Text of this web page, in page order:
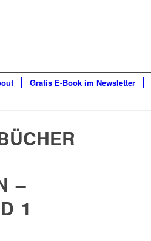
Gratis E-Book im Newsletter
–
1